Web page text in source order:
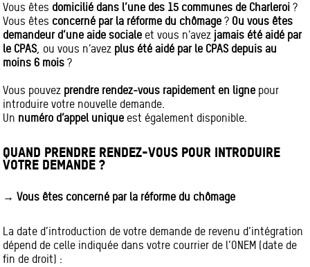
Vous êtes domicilié dans l’une des 15 communes de Charleroi ?
Vous êtes concerné par la réforme du chômage ? Ou vous êtes
demandeur d’une aide sociale et vous n’avez jamais été aidé par
le CPAS, ou vous n’avez plus été aidé par le CPAS depuis au
moins 6 mois ?
Vous pouvez prendre rendez-vous rapidement en ligne pour
introduire votre nouvelle demande.
Un numéro d’appel unique est également disponible.
QUAND PRENDRE RENDEZ-VOUS POUR INTRODUIRE
VOTRE DEMANDE ?
→ Vous êtes concerné par la réforme du chômage
La date d’introduction de votre demande de revenu d’intégration
dépend de celle indiquée dans votre courrier de l’ONEM (date de
fin de droit) :